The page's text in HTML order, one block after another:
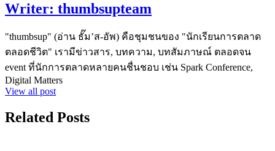
Writer: thumbsupteam
"thumbsup" (อ่าน ธั๊ม’ส-อัพ) คือชุมชนของ "นักเรียนการตลาด
ตลอดชีวิต" เรามีข่าวสาร, บทความ, บทสัมภาษณ์ ตลอดจน
event ที่นักการตลาดหลายคนชื่นชอบ เช่น Spark Conference,
Digital Matters
View all post
Related Posts